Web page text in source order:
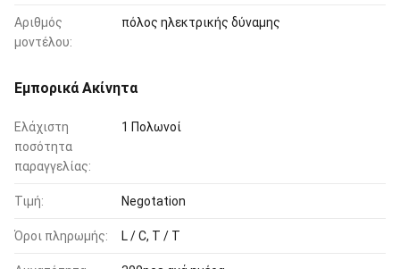
Αριθμός
μοντέλου:
πόλος ηλεκτρικής δύναμης
Εμπορικά Ακίνητα
Ελάχιστη
ποσότητα
παραγγελίας:
1 Πολωνοί
Τιμή: Negotation
Όροι πληρωμής: L / C, T / T